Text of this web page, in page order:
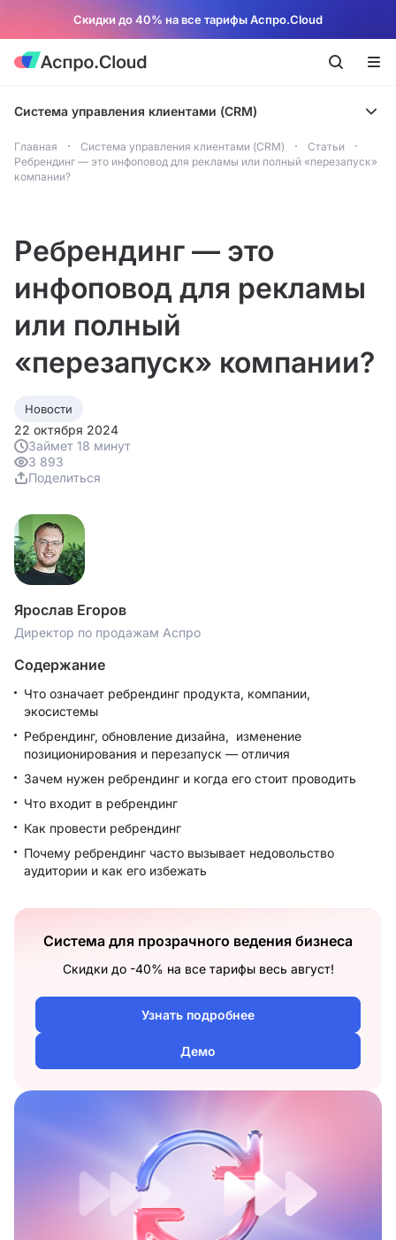
Скидки до 40% на все тарифы Аспро.Cloud
Система управления клиентами (CRM)
Главная Система управления клиентами (CRM)
Статьи
Ребрендинг — это инфоповод для рекламы или полный «перезапуск»
компании?
Ребрендинг — это
инфоповод для рекламы
или полный
«перезапуск» компании?
Новости
22 октября 2024
Займет 18 минут
3 893
Поделиться
Ярослав Егоров
Директор по продажам Аспро
Содержание
Что означает ребрендинг продукта, компании,
экосистемы
Ребрендинг, обновление дизайна, изменение
позиционирования и перезапуск — отличия
Зачем нужен ребрендинг и когда его стоит проводить
Что входит в ребрендинг
Как провести ребрендинг
Почему ребрендинг часто вызывает недовольство
аудитории и как его избежать
Система для прозрачного ведения бизнеса
Скидки до -40% на все тарифы весь август!
Узнать подробнее
Демо